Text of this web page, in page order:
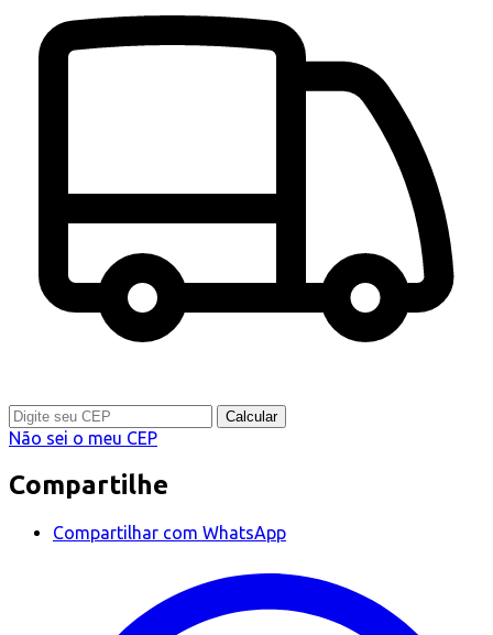
Calcular
Não sei o meu CEP
Compartilhe
Compartilhar com WhatsApp